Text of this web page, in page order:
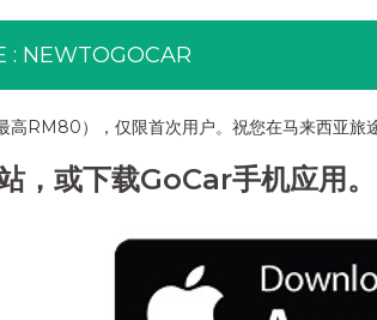
: NEWTOGOCAR
高RM80），仅限首次用户。祝您在马来西亚旅
，或下载GoCar手机应用。